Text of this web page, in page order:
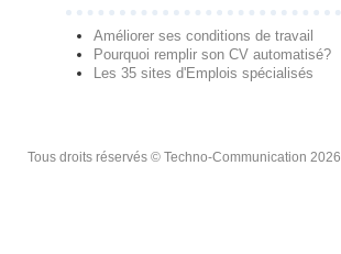
Améliorer ses conditions de travail
Pourquoi remplir son CV automatisé?
Les 35 sites d'Emplois spécialisés
Tous droits réservés © Techno-Communication 2026